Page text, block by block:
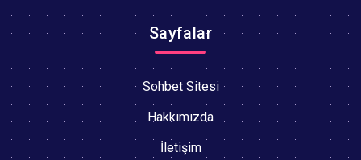
Sayfalar
Sohbet Sitesi
Hakkımızda
İletişim